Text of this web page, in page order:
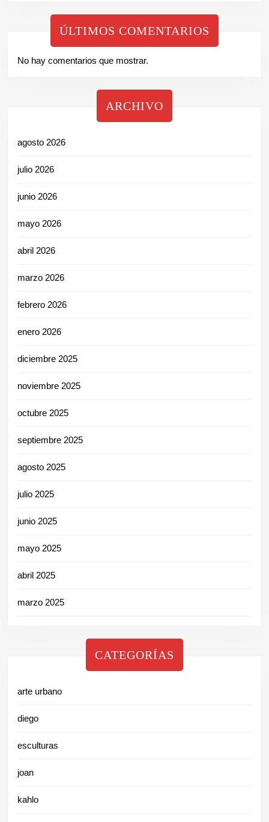
ÚLTIMOS COMENTARIOS
No hay comentarios que mostrar.
ARCHIVO
agosto 2026
julio 2026
junio 2026
mayo 2026
abril 2026
marzo 2026
febrero 2026
enero 2026
diciembre 2025
noviembre 2025
octubre 2025
septiembre 2025
agosto 2025
julio 2025
junio 2025
mayo 2025
abril 2025
marzo 2025
CATEGORÍAS
arte urbano
diego
esculturas
joan
kahlo